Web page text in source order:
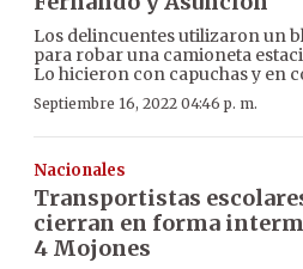
Los delincuentes utilizaron un
para robar una camioneta
Lo hicieron con capuchas y en
Septiembre 16, 2022 04:46 p. m.
Nacionales
Transportistas
cierran en forma
4 Mojones